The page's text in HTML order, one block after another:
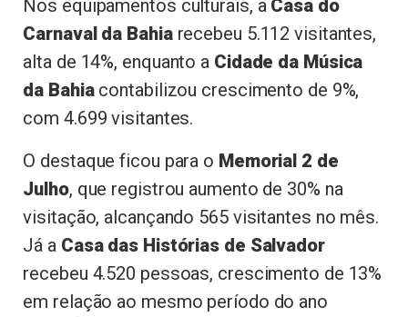
Nos equipamentos culturais, a Casa do
Carnaval da Bahiarecebeu 5.112 visitantes,
alta de 14%, enquanto a Cidade da Música
da Bahiacontabilizou crescimento de 9%,
com 4.699 visitantes.
O destaque ficou para o Memorial 2 de
Julho, que registrou aumento de 30% na
visitação, alcançando 565 visitantes no mês.
Já a Casa das Histórias de Salvador
recebeu 4.520 pessoas, crescimento de 13%
em relação ao mesmo período do ano